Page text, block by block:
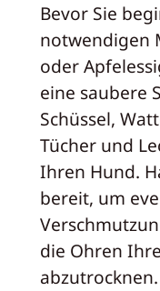
Bevor Sie
notwendigen
oder
eine saubere
Schüssel,
Tücher und
Ihren Hund.
bereit, um
die Ohren
abzutrocknen.